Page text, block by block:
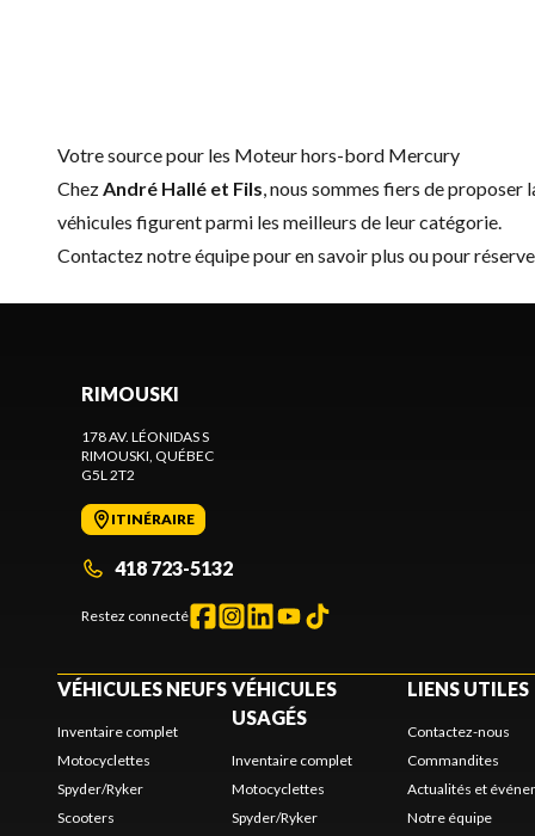
Votre source pour les Moteur hors-bord Mercury
ChezAndré Hallé et Fils, nous sommes fiers de proposer
véhicules figurent parmi les meilleurs de leur catégorie.
Contactez notre équipepour en savoir plus ou pour
RIMOUSKI
178 AV. LÉONIDAS S
RIMOUSKI, QUÉBEC
G5L 2T2
ITINÉRAIRE
418 723-5132
Restez connecté
VÉHICULES NEUFS
Inventaire complet
Motocyclettes
Spyder/Ryker
Scooters
VÉHICULES
USAGÉS
Inventaire complet
Motocyclettes
Spyder/Ryker
LIENS UTILES
Contactez-nous
Commandites
Actualités et
Notre équipe